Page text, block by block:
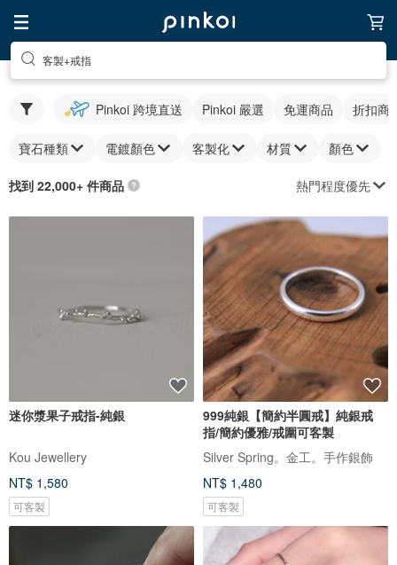
客製+戒指
Pinkoi 跨境直送 Pinkoi 嚴選 免運商品 折扣商
寶石種類 電鍍顏色 客製化 材質 顏色
找到 22,000+ 件商品 熱門程度優先
迷你漿果子戒指-純銀
Kou Jewellery
NT$ 1,580
可客製
999純銀【簡約半圓戒】純銀戒
指/簡約優雅/戒圍可客製
Silver Spring。金工。手作銀飾
NT$ 1,480
可客製